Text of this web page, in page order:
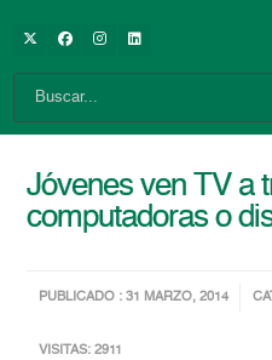
Jóvenes ven TV a
computadoras o
PUBLICADO : 31 MARZO, 2014
VISITAS: 2911